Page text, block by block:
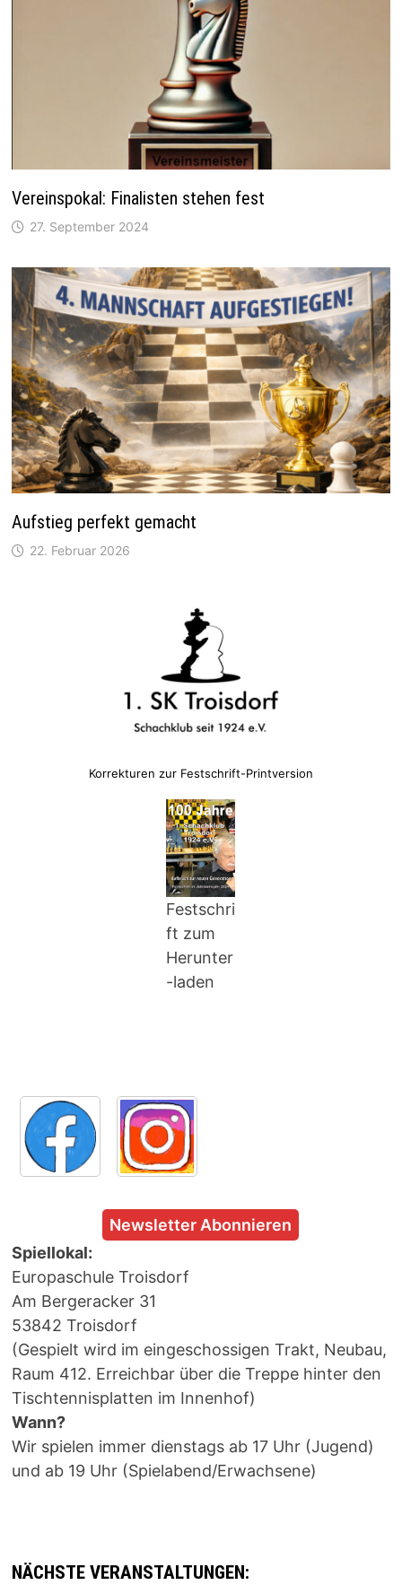
Vereinspokal: Finalisten stehen fest
27. September 2024
Aufstieg perfekt gemacht
22. Februar 2026
Korrekturen zur Festschrift-Printversion
Festschri
ft zum
Herunter
-laden
Newsletter Abonnieren
Spiellokal:
Europaschule Troisdorf
Am Bergeracker 31
53842 Troisdorf
(Gespielt wird im eingeschossigen Trakt, Neubau,
Raum 412. Erreichbar über die Treppe hinter den
Tischtennisplatten im Innenhof)
Wann?
Wir spielen immer dienstags ab 17 Uhr (Jugend)
und ab 19 Uhr (Spielabend/Erwachsene)
NÄCHSTE VERANSTALTUNGEN: